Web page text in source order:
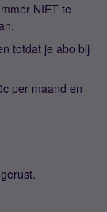
NIET te
totdat je abo bij
per maand en